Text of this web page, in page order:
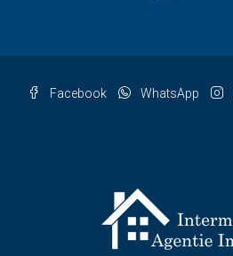
Facebook WhatsApp